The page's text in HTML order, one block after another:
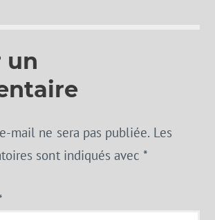
un
mail ne sera pas publiée. Les
sont indiqués avec*